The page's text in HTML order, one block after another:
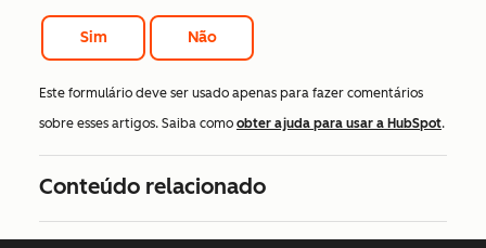
Sim Não
Este formulário deve ser usado apenas para fazer comentários
sobre esses artigos. Saiba como obter ajuda para usar a HubSpot.
Conteúdo relacionado